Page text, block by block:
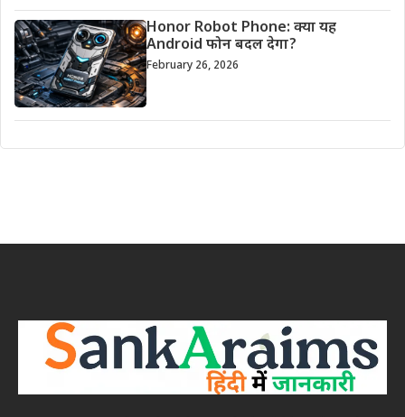
Honor Robot Phone: क्या यह
Android फोन बदल देगा?
February 26, 2026